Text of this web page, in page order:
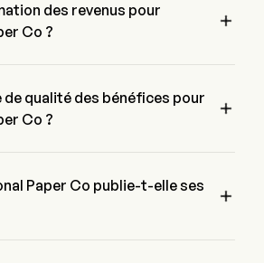
des revenus pour
Co ?

de qualité des bénéfices pour
Co ?

trésorerie et allocation de capital, et
Paper Co publie-t-elle ses
